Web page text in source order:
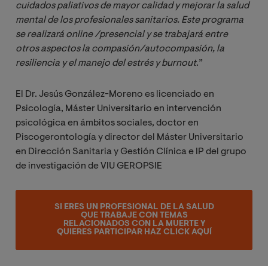
cuidados paliativos de mayor calidad y mejorar la salud
mental de los profesionales sanitarios. Este programa
se realizará online /presencial y se trabajará entre
otros aspectos la compasión/autocompasión, la
resiliencia y el manejo del estrés y burnout.”
El Dr. Jesús González-Moreno es licenciado en
Psicología, Máster Universitario en intervención
psicológica en ámbitos sociales, doctor en
Piscogerontología y director del Máster Universitario
en Dirección Sanitaria y Gestión Clínica e IP del grupo
de investigación de VIU GEROPSIE
SI ERES UN PROFESIONAL DE LA SALUD
QUE TRABAJE CON TEMAS
RELACIONADOS CON LA MUERTE Y
QUIERES PARTICIPAR HAZ CLICK AQUÍ